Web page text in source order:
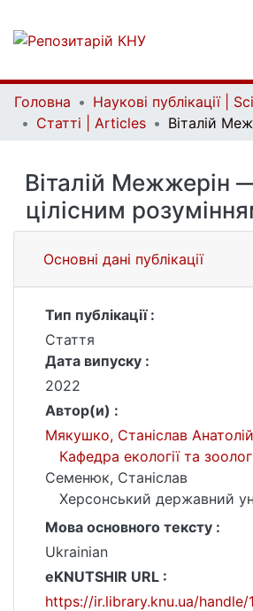
Головна
Статті | Articles
Віталій Межжерін
цілісним
Основні дані публікації
Тип публікації :
Стаття
Дата випуску :
2022
Автор(и) :
Мякушко, Станіслав
Кафедра екології та
Семенюк, Станіслав
Херсонський державний
Мова основного тексту :
Ukrainian
eKNUTSHIR URL :
https://ir.library.knu.ua/handle/